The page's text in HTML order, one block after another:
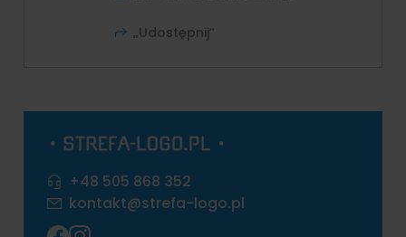
„Udostępnij”
+48 505 868 352
kontakt@strefa-logo.pl